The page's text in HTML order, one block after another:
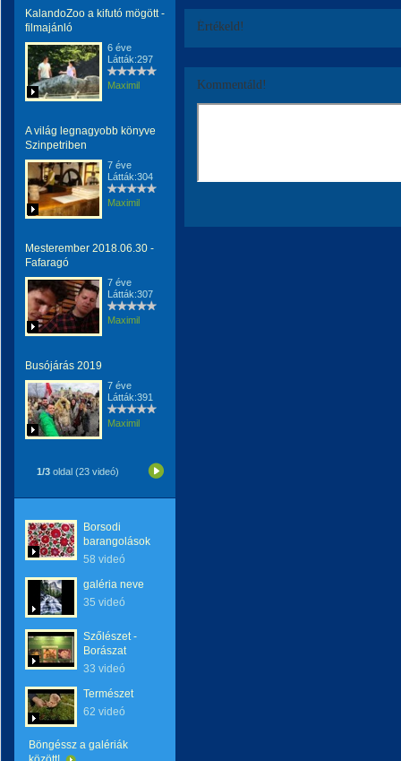
KalandoZoo a kifutó mögött -
filmajánló
6 éve
Látták:297
Maximil
A világ legnagyobb könyve
Szinpetriben
7 éve
Látták:304
Maximil
Mesterember 2018.06.30 -
Fafaragó
7 éve
Látták:307
Maximil
Busójárás 2019
7 éve
Látták:391
Maximil
1/3 oldal (23 videó)
Borsodi
barangolások
58 videó
galéria neve
35 videó
Szőlészet -
Borászat
33 videó
Természet
62 videó
Böngéssz a galériák
Értékeld!
Kommentáld!